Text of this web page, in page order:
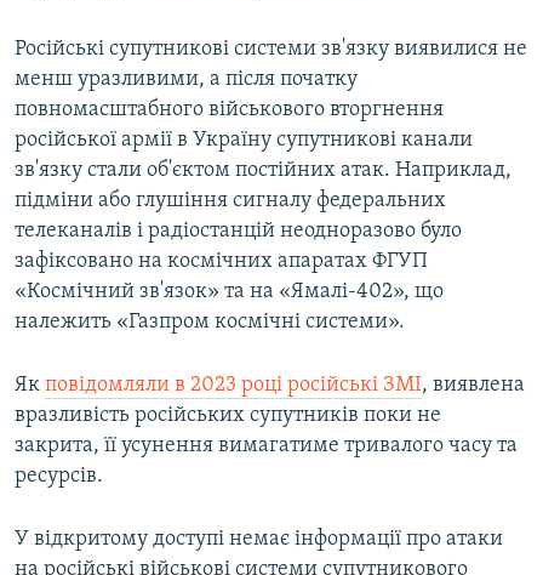
Російські супутникові системи зв'язку виявилися не
менш уразливими, а після початку
повномасштабного військового вторгнення
російської армії в Україну супутникові канали
зв'язку стали об'єктом постійних атак. Наприклад,
підміни або глушіння сигналу федеральних
телеканалів і радіостанцій неодноразово було
зафіксовано на космічних апаратах ФГУП
«Космічний зв'язок» та на «Ямалі-402», що
належить «Газпром космічні системи».
Як повідомляли в 2023 році російські ЗМІ, виявлена
вразливість російських супутників поки не
закрита, її усунення вимагатиме тривалого часу та
ресурсів.
У відкритому доступі немає інформації про атаки
на російські військові системи супутникового